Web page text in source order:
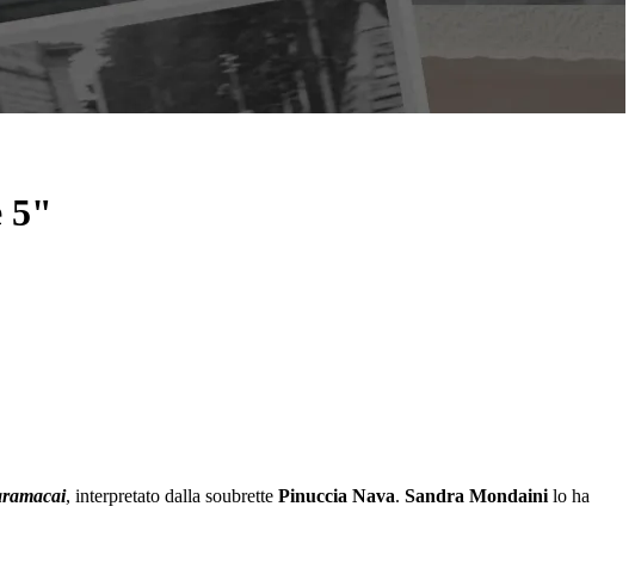
5"
, interpretato dalla soubrette Pinuccia Nava. Sandra Mondaini lo ha